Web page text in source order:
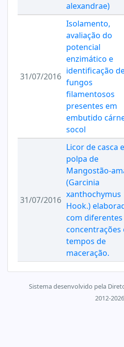
alexandrae)
31/07/2016
Isolamento,
avaliação do
potencial
enzimático e
identificação
fungos
filamentosos
presentes em
embutido
socol
31/07/2016
Licor de casca e
polpa de
Mangostão-
(Garcinia
xanthochymus
Hook.)
com diferentes
concentrações
tempos de
maceração.
Sistema desenvolvido pela
2012-2026